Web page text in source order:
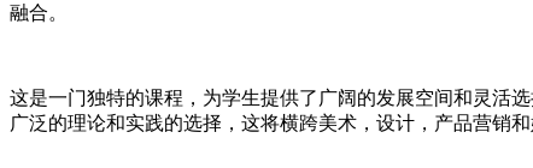
融合。
这是一门独特的课程，为学生提供了广阔的发展空间和灵活
广泛的理论和实践的选择，这将横跨美术，设计，产品营销和